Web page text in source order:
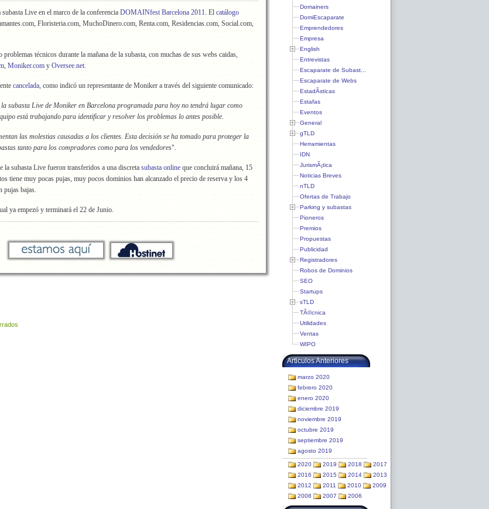
subasta Live en el marco de la conferencia DOMAINfest Barcelona 2011. El catálogo
Floristeria.com, MuchoDinero.com, Renta.com, Residencias.com, Social.com,
técnicos durante la mañana de la subasta, con muchas de sus webs caidas,
, Moniker.com y Oversee.net.
cancelada, como indicó un representante de Moniker a través del siguiente comunicado:
la subasta Live de Moniker en Barcelona programada para hoy no tendrá lugar como
está trabajando para identificar y resolver los problemas lo antes posible.
las molestias causadas a los clientes. Esta decisión se ha tomado para proteger la
tanto para los compradores como para los vendedores".
la subasta Live fueron transferidos a una discreta subasta online que concluirá mañana, 15
tiene muy pocas pujas, muy pocos dominios han alcanzado el precio de reserva y los 4
pujas bajas.
ya empezó y terminará el 22 de Junio.
Domainers
DomiEscaparate
Emprendedores
Empresa
English
Entrevistas
Escaparate de Subast...
Escaparate de Webs
EstadÃ­sticas
Estafas
Eventos
General
gTLD
Herramientas
IDN
JurismÃ¡tica
Noticias Breves
nTLD
Ofertas de Trabajo
Parking y subastas
Pioneros
Premios
Propuestas
Publicidad
Registradores
Robos de Dominios
SEO
Startups
sTLD
TÃ©cnica
Utilidades
Ventas
WIPO
Articulos Anteriores
marzo 2020
febrero 2020
enero 2020
diciembre 2019
noviembre 2019
octubre 2019
septiembre 2019
agosto 2019
2020 2019 2018
2017
2016
2015 2014
2013
2012
2011 2010
2009
2008
2007 2006